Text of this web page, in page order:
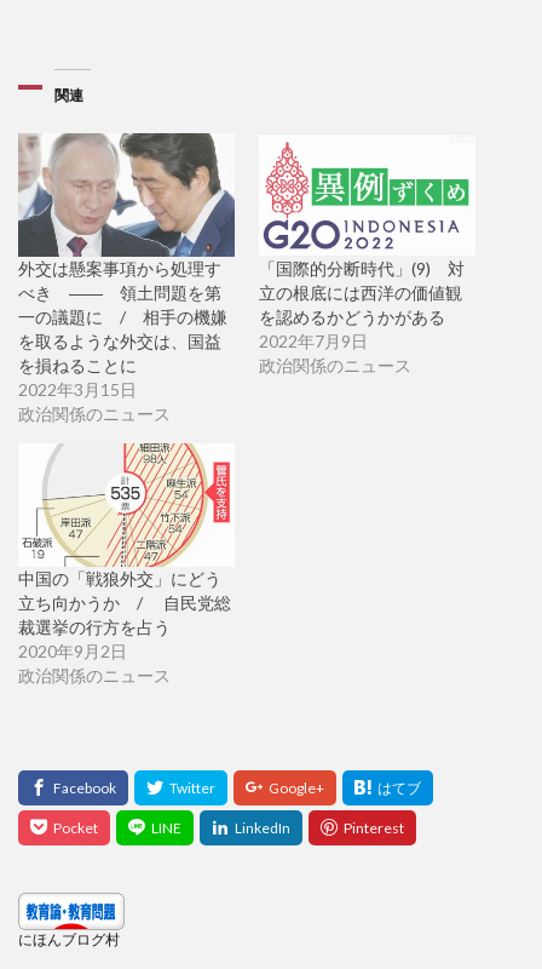
関連
外交は懸案事項から処理す
べき ―― 領土問題を第
一の議題に / 相手の機嫌
を取るような外交は、国益
を損ねることに
2022年3月15日
政治関係のニュース
「国際的分断時代」(9) 対
立の根底には西洋の価値観
を認めるかどうかがある
2022年7月9日
政治関係のニュース
中国の「戦狼外交」にどう
立ち向かうか / 自民党総
裁選挙の行方を占う
2020年9月2日
政治関係のニュース
にほんブログ村